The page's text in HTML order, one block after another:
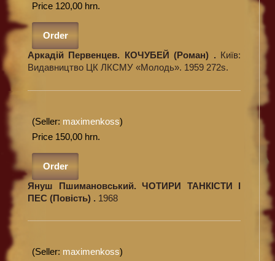
Price 120,00 hrn.
Order
Аркадій Первенцев. КОЧУБЕЙ (Роман) . Київ:
Видавництво ЦК ЛКСМУ «Молодь». 1959 272s.
(Seller: maximenkoss)
Price 150,00 hrn.
Order
Януш Пшимановський. ЧОТИРИ ТАНКІСТИ І
ПЕС (Повість) . 1968
(Seller: maximenkoss)